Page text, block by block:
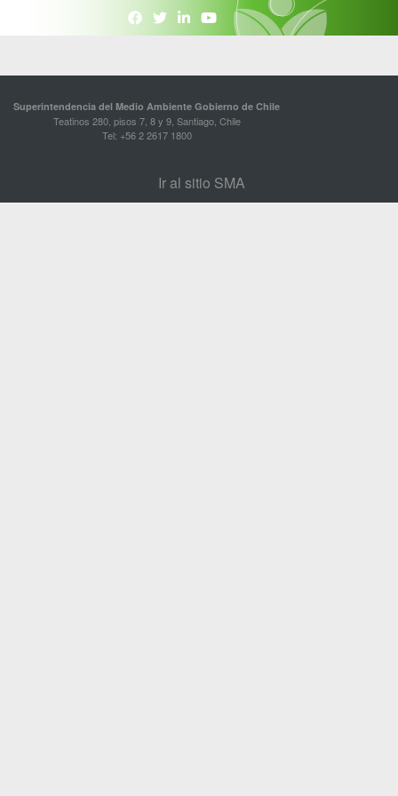
Superintendencia del Medio Ambiente Gobierno de Chile
Teatinos 280, pisos 7, 8 y 9, Santiago, Chile
Tel: +56 2 2617 1800
Ir al sitio SMA